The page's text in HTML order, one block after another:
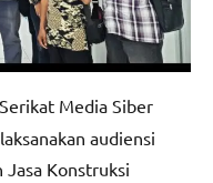
Media Siber
audiensi
Jasa Konstruksi